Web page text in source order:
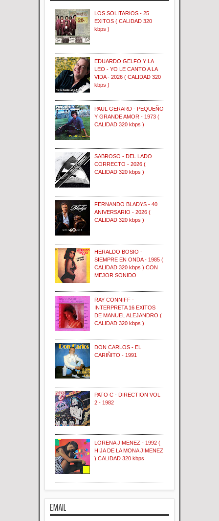
LOS SOLITARIOS - 25
EXITOS ( CALIDAD 320
kbps )
EDUARDO GELFO Y LA
LEO - YO LE CANTO A LA
VIDA - 2026 ( CALIDAD 320
kbps )
PAUL GERARD - PEQUEÑO
Y GRANDE AMOR - 1973 (
CALIDAD 320 kbps )
SABROSO - DEL LADO
CORRECTO - 2026 (
CALIDAD 320 kbps )
FERNANDO BLADYS - 40
ANIVERSARIO - 2026 (
CALIDAD 320 kbps )
HERALDO BOSIO -
SIEMPRE EN ONDA - 1985 (
CALIDAD 320 kbps ) CON
MEJOR SONIDO
RAY CONNIFF -
INTERPRETA 16 EXITOS
DE MANUEL ALEJANDRO (
CALIDAD 320 kbps )
DON CARLOS - EL
CARIÑITO - 1991
PATO C - DIRECTION VOL
2 - 1982
LORENA JIMENEZ - 1992 (
HIJA DE LA MONA JIMENEZ
) CALIDAD 320 kbps
EMAIL